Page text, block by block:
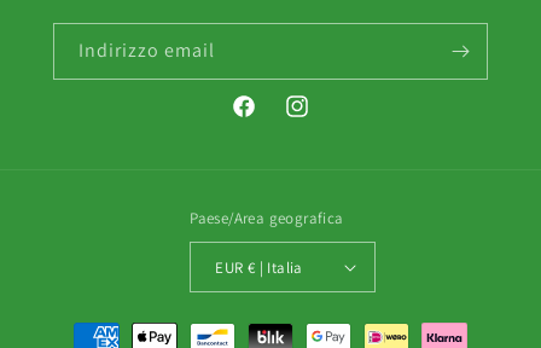
Indirizzo email
FacebookInstagram
Paese/Area geografica
EUR € | Italia
Metodi